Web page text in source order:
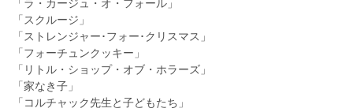
「ラ・カージュ・オ・フォール」
「スクルージ」
「ストレンジャー･フォー･クリスマス」
「フォーチュンクッキー」
「リトル・ショップ・オブ・ホラーズ」
「家なき子」
「コルチャック先生と子どもたち」